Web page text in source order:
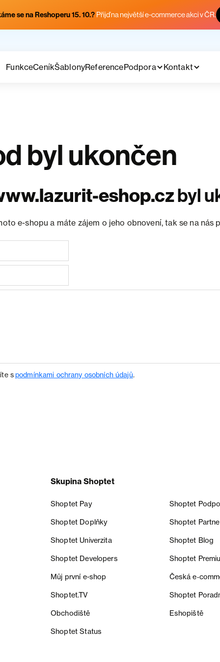
se na Reshoperu 15. 10.? Přijď na největší e-commerce akci v ČR.
FunkceCeníkŠablonyReferencePodpora Kontakt
byl ukončen
eshop.czbyl
e-shopu a máte zájem o jeho obnovení, tak se na nás
spodmínkami ochrany osobních údajů.
Skupina Shoptet
Shoptet Pay Shoptet
Shoptet Doplňky Shoptet
Shoptet Univerzita Shoptet Blog
Shoptet Developers Shoptet
Můj první e-shop Česká
Shoptet.TV Shoptet
Obchodiště Eshopiště
Shoptet Status